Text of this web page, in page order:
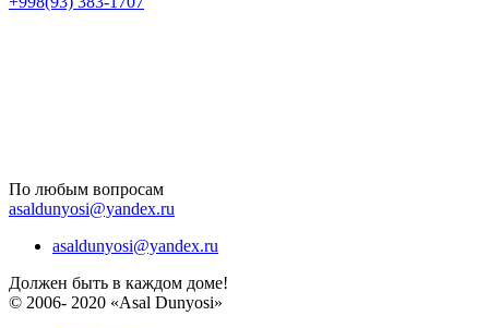
По любым вопросам
asaldunyosi@yandex.ru
asaldunyosi@yandex.ru
Должен быть в каждом доме!
© 2006- 2020 «Asal Dunyosi»